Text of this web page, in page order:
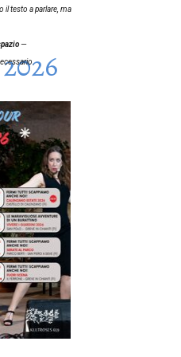
il testo a parlare, ma
—